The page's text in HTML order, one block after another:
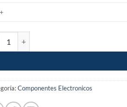
Componentes Electronicos